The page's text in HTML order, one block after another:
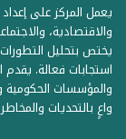
يعمل المركز على
والاقتصادية،
يختص بتحليل
استجابات فعالة. يقدم
والمؤسسات الحكومية
واعٍ بالتحديات